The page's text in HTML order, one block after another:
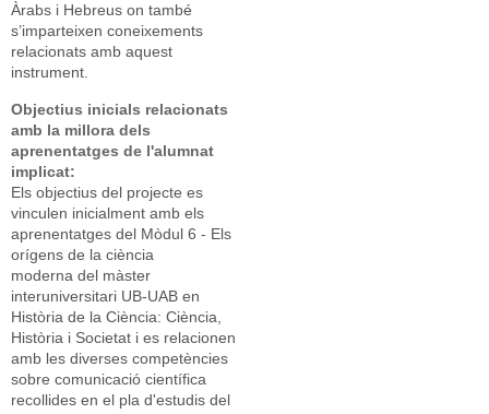
Àrabs i Hebreus on també
s’imparteixen coneixements
relacionats amb aquest
instrument.
Objectius inicials relacionats
amb la millora dels
aprenentatges de l'alumnat
implicat:
Els objectius del projecte es
vinculen inicialment amb els
aprenentatges del Mòdul 6 - Els
orígens de la ciència
moderna del màster
interuniversitari UB-UAB en
Història de la Ciència: Ciència,
Història i Societat i es relacionen
amb les diverses competències
sobre comunicació científica
recollides en el pla d'estudis del